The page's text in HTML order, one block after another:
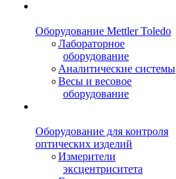
Оборудование Mettler Toledo
Лабораторное
оборудование
Аналитические системы
Весы и весовое
оборудование
Оборудование для контроля
оптических изделий
Измерители
эксцентриситета